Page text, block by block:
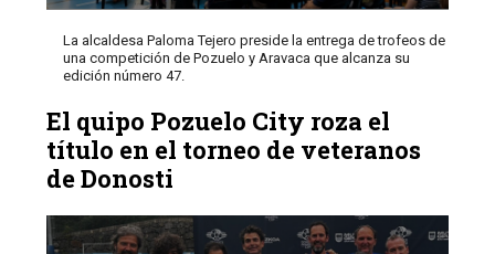
La alcaldesa Paloma Tejero preside la entrega de trofeos de
una competición de Pozuelo y Aravaca que alcanza su
edición número 47.
El quipo Pozuelo City roza el
título en el torneo de veteranos
de Donosti